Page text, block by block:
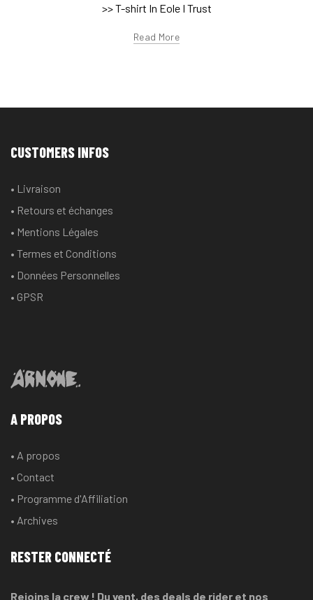
>> T-shirt In Eole I Trust
Read More
CUSTOMERS INFOS
• Livraison
• Retours et échanges
• Mentions Légales
• Termes et Conditions
• Données Personnelles
• GPSR
A PROPOS
• A propos
• Contact
• Programme d'Affiliation
• Archives
RESTER CONNECTÉ
Rejoins la crew ! Du vent, des deals de rider et nos